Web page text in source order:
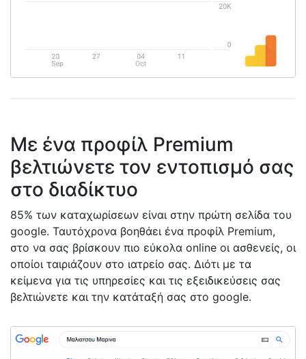
Με ένα προφίλ Premium
βελτιώνετε τον εντοπισμό σας
στο διαδίκτυο
85% των καταχωρίσεων είναι στην πρώτη σελίδα του
google. Ταυτόχρονα βοηθάει ένα προφίλ Premium,
στο να σας βρίσκουν πιο εύκολα online οι ασθενείς, οι
οποίοι ταιριάζουν στο ιατρείο σας. Διότι με τα
κείμενα για τις υπηρεσίες και τις εξειδικεύσεις σας
βελτιώνετε και την κατάταξή σας στο google.